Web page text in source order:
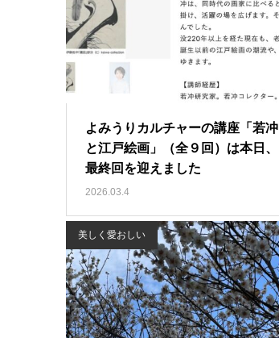
よみうりカルチャーの講座「若冲
と江戸絵画」（全９回）は本日、
最終回を迎えました
2026.03.4
美しく愛おしい